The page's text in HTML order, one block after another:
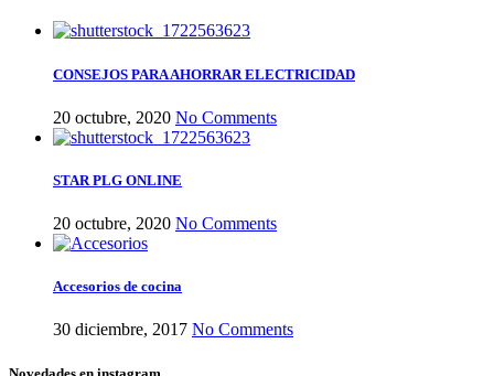
CONSEJOS PARA AHORRAR ELECTRICIDAD
20 octubre, 2020 No Comments
STAR PLG ONLINE
20 octubre, 2020 No Comments
Accesorios de cocina
30 diciembre, 2017 No Comments